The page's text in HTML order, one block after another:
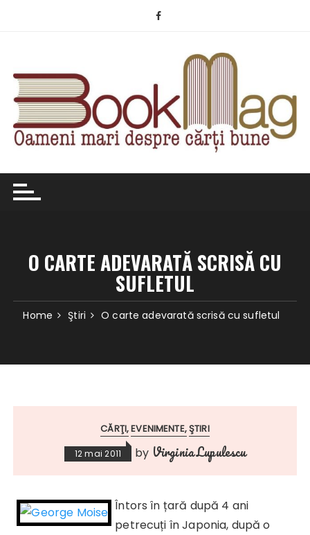
O CARTE ADEVARATĂ SCRISĂ CU
SUFLETUL
Home Ştiri O carte adevarată scrisă cu sufletul
CĂRŢI EVENIMENTE ŞTIRI
12 mai 2011 by Virginia Lupulescu
Întors în țară după 4 ani
petrecuți în Japonia, după o